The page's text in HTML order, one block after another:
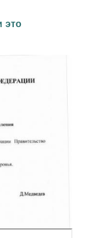
это